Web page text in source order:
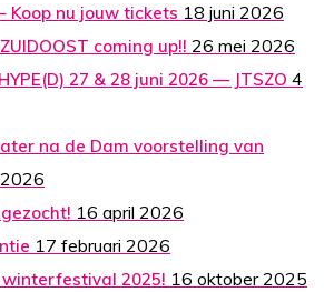
Koop nu jouw tickets 18 juni 2026
coming up!! 26 mei 2026
27 & 28 juni 2026 — JTSZO 4
na de Dam voorstelling van
16 april 2026
17 februari 2026
2025! 16 oktober 2025